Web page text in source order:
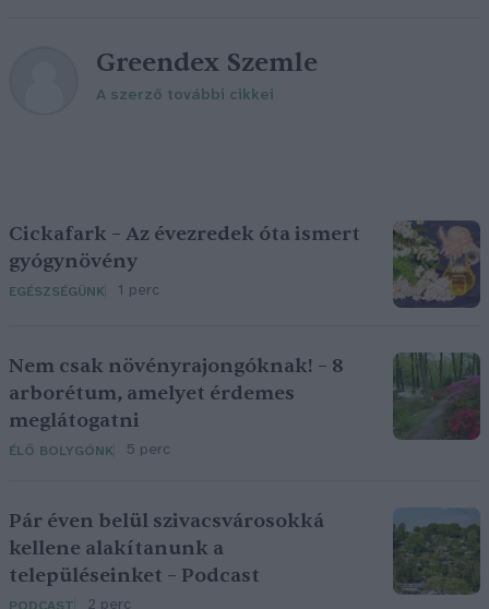
Greendex Szemle
A szerző további cikkei
Cickafark – Az évezredek óta ismert
gyógynövény
EGÉSZSÉGÜNK 1 perc
Nem csak növényrajongóknak! – 8
arborétum, amelyet érdemes
meglátogatni
ÉLŐ BOLYGÓNK 5 perc
Pár éven belül szivacsvárosokká
kellene alakítanunk a
településeinket – Podcast
PODCAST 2 perc